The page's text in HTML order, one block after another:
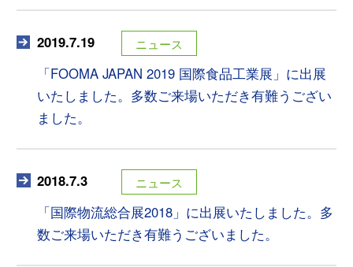
2019.7.19 ニュース
「FOOMA JAPAN 2019 国際食品工業展」に出展
いたしました。多数ご来場いただき有難うござい
ました。
2018.7.3 ニュース
「国際物流総合展2018」に出展いたしました。多
数ご来場いただき有難うございました。